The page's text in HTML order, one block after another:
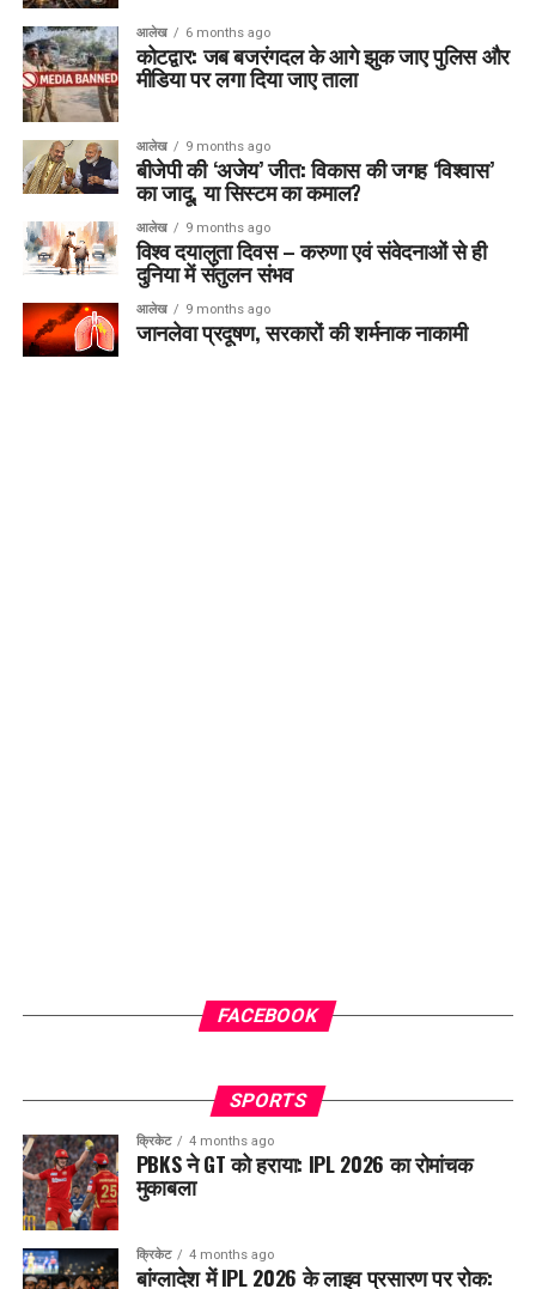
आलेख 6 months ago
कोटद्वार: जब बजरंगदल के आगे झुक जाए पुलिस और
मीडिया पर लगा दिया जाए ताला
आलेख 9 months ago
बीजेपी की ‘अजेय’ जीत: विकास की जगह ‘विश्वास’
का जादू, या सिस्टम का कमाल?
आलेख 9 months ago
विश्व दयालुता दिवस – करुणा एवं संवेदनाओं से ही
दुनिया में संतुलन संभव
आलेख 9 months ago
जानलेवा प्रदूषण, सरकारों की शर्मनाक नाकामी
FACEBOOK
SPORTS
क्रिकेट 4 months ago
PBKS ने GT को हराया: IPL 2026 का रोमांचक
मुकाबला
क्रिकेट 4 months ago
बांग्लादेश में IPL 2026 के लाइव प्रसारण पर रोक: